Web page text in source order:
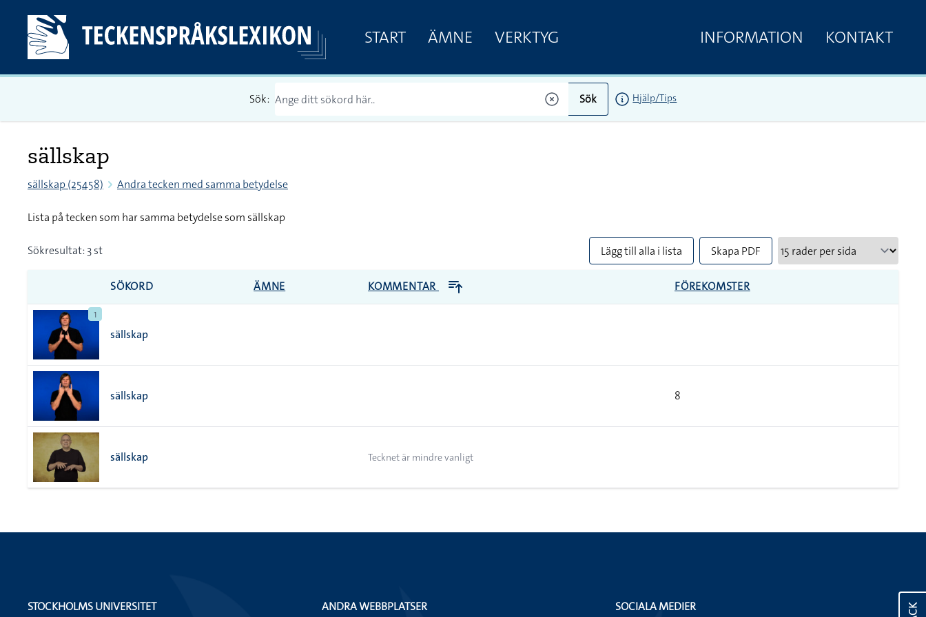
START ÄMNE VERKTYG INFORMATION KONTAKT
Sök: Sök Hjälp/Tips
sällskap
sällskap (25458) Andra tecken med samma betydelse
Lista på tecken som har samma betydelse som sällskap
Sökresultat: 3 st Lägg till alla i lista Skapa PDF
SÖKORD ÄMNE KOMMENTAR FÖREKOMSTER
1
sällskap
sällskap 8
sällskap Tecknet är mindre vanligt
STOCKHOLMS UNIVERSITET
ANDRA WEBBPLATSER SOCIALA MEDIER